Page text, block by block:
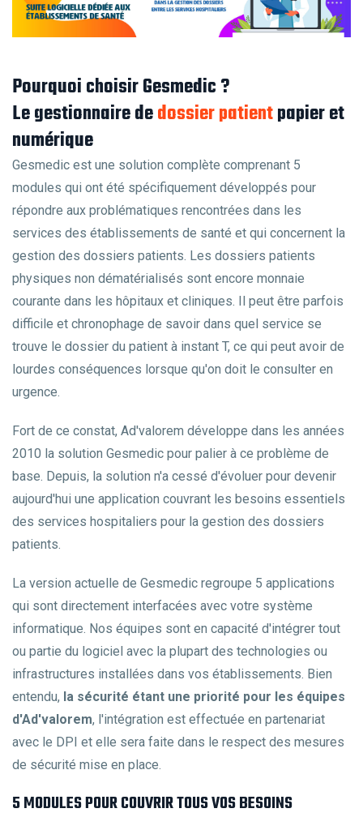
Pourquoi choisir Gesmedic ?
Le gestionnaire dedossier patientpapier et
numérique
Gesmedic est une solution complète comprenant 5
modules qui ont été spécifiquement développés pour
répondre aux problématiques rencontrées dans les
services des établissements de santé et qui concernent la
gestion des dossiers patients. Les dossiers patients
physiques non dématérialisés sont encore monnaie
courante dans les hôpitaux et cliniques. Il peut être parfois
difficile et chronophage de savoir dans quel service se
trouve le dossier du patient à instant T, ce qui peut avoir de
lourdes conséquences lorsque qu'on doit le consulter en
urgence.
Fort de ce constat, Ad'valorem développe dans les années
2010 la solution Gesmedic pour palier à ce problème de
base. Depuis, la solution n'a cessé d'évoluer pour devenir
aujourd'hui une application couvrant les besoins essentiels
des services hospitaliers pour la gestion des dossiers
patients.
La version actuelle de Gesmedic regroupe 5 applications
qui sont directement interfacées avec votre système
informatique. Nos équipes sont en capacité d'intégrer tout
ou partie du logiciel avec la plupart des technologies ou
infrastructures installées dans vos établissements. Bien
entendu, la sécurité étant une priorité pour les équipes
d'Ad'valorem, l'intégration est effectuée en partenariat
avec le DPI et elle sera faite dans le respect des mesures
de sécurité mise en place.
5 MODULES POUR COUVRIR TOUS VOS BESOINS